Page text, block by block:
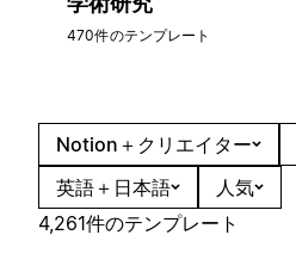
470件のテンプレート
Notion＋クリエイター
英語＋日本語
人気
4,261件のテンプレート